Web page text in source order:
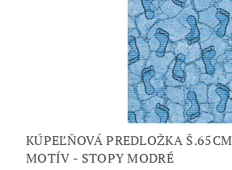
KÚPEĽŇOVÁ PREDLOŽKA
MOTÍV - STOPY MODRÉ